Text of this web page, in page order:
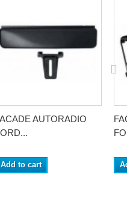
AUTORADIO
Add to cart